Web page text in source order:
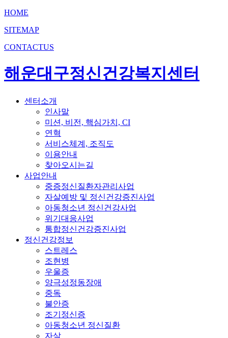
HOME
SITEMAP
CONTACTUS
해운대구정신건강복지센터
센터소개
인사말
미션, 비전, 핵심가치, CI
연혁
서비스체계, 조직도
이용안내
찾아오시는길
사업안내
중증정신질환자관리사업
자살예방 및 정신건강증진사업
아동청소년 정신건강사업
위기대응사업
통합정신건강증진사업
정신건강정보
스트레스
조현병
우울증
양극성정동장애
중독
불안증
조기정신증
아동청소년 정신질환
자살